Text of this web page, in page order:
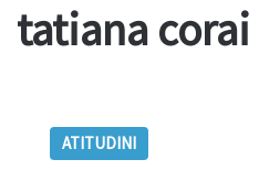
tatiana corai
gena
longevităţii,
ATITUDINI